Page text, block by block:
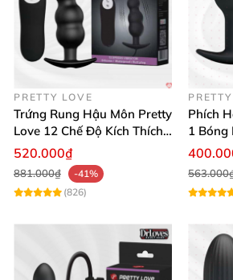
PRETTY LOVE
Trứng Rung Hậu Môn Pretty
Love 12 Chế Độ Kích Thích
Cực Mạnh
520.000₫
881.000₫
-41%
(826)
Phích
1 Bóng